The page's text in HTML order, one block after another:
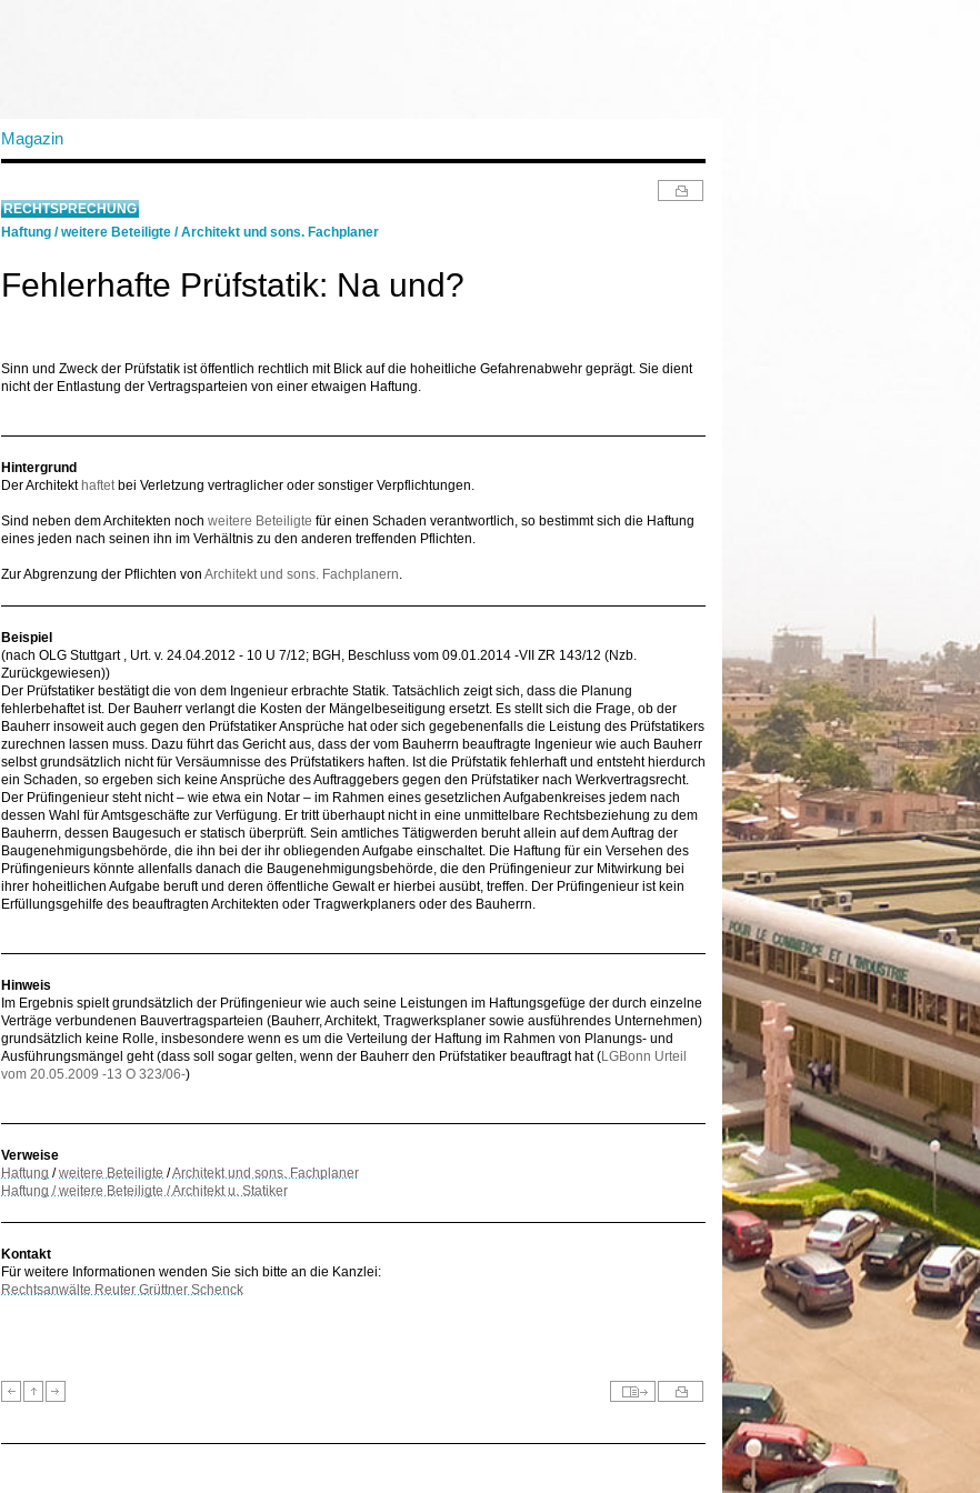
Magazin
RECHTSPRECHUNG
Haftung /weitere Beteiligte /Architekt und sons. Fachplaner
Fehlerhafte Prüfstatik: Na und?
Sinn und Zweck der Prüfstatik ist öffentlich rechtlich mit Blick auf die hoheitliche Gefahrenabwehr geprägt. Sie dient
nicht der Entlastung der Vertragsparteien von einer etwaigen Haftung.
Hintergrund
Der Architekt haftetbei Verletzung vertraglicher oder sonstiger Verpflichtungen.
Sind neben dem Architekten noch weitere Beteiligte für einen Schaden verantwortlich, so bestimmt sich die Haftung
eines jeden nach seinen ihn im Verhältnis zu den anderen treffenden Pflichten.
Zur Abgrenzung der Pflichten von Architekt und sons. Fachplanern.
Beispiel
(nach OLG Stuttgart , Urt. v. 24.04.2012 - 10 U 7/12; BGH, Beschluss vom 09.01.2014 -VII ZR 143/12 (Nzb.
Zurückgewiesen))
Der Prüfstatiker bestätigt die von dem Ingenieur erbrachte Statik. Tatsächlich zeigt sich, dass die Planung
fehlerbehaftet ist. Der Bauherr verlangt die Kosten der Mängelbeseitigung ersetzt. Es stellt sich die Frage, ob der
Bauherr insoweit auch gegen den Prüfstatiker Ansprüche hat oder sich gegebenenfalls die Leistung des Prüfstatikers
zurechnen lassen muss. Dazu führt das Gericht aus, dass der vom Bauherrn beauftragte Ingenieur wie auch Bauherr
selbst grundsätzlich nicht für Versäumnisse des Prüfstatikers haften. Ist die Prüfstatik fehlerhaft und entsteht hierdurch
ein Schaden, so ergeben sich keine Ansprüche des Auftraggebers gegen den Prüfstatiker nach Werkvertragsrecht.
Der Prüfingenieur steht nicht – wie etwa ein Notar – im Rahmen eines gesetzlichen Aufgabenkreises jedem nach
dessen Wahl für Amtsgeschäfte zur Verfügung. Er tritt überhaupt nicht in eine unmittelbare Rechtsbeziehung zu dem
Bauherrn, dessen Baugesuch er statisch überprüft. Sein amtliches Tätigwerden beruht allein auf dem Auftrag der
Baugenehmigungsbehörde, die ihn bei der ihr obliegenden Aufgabe einschaltet. Die Haftung für ein Versehen des
Prüfingenieurs könnte allenfalls danach die Baugenehmigungsbehörde, die den Prüfingenieur zur Mitwirkung bei
ihrer hoheitlichen Aufgabe beruft und deren öffentliche Gewalt er hierbei ausübt, treffen. Der Prüfingenieur ist kein
Erfüllungsgehilfe des beauftragten Architekten oder Tragwerkplaners oder des Bauherrn.
Hinweis
Im Ergebnis spielt grundsätzlich der Prüfingenieur wie auch seine Leistungen im Haftungsgefüge der durch einzelne
Verträge verbundenen Bauvertragsparteien (Bauherr, Architekt, Tragwerksplaner sowie ausführendes Unternehmen)
grundsätzlich keine Rolle, insbesondere wenn es um die Verteilung der Haftung im Rahmen von Planungs- und
Ausführungsmängel geht (dass soll sogar gelten, wenn der Bauherr den Prüfstatiker beauftragt hat (LGBonn Urteil
vom 20.05.2009 -13 O 323/06-)
Verweise
Haftung /weitere Beteiligte /Architekt und sons. Fachplaner
Haftung / weitere Beteiligte / Architekt u. Statiker
Kontakt
Für weitere Informationen wenden Sie sich bitte an die Kanzlei:
Rechtsanwälte Reuter Grüttner Schenck